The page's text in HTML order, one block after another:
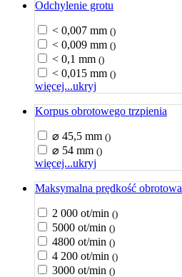
Odchylenie grotu
< 0,007 mm ()
< 0,009 mm ()
< 0,1 mm ()
< 0,015 mm ()
więcej...ukryj
Korpus obrotowego trzpienia
⌀ 45,5 mm ()
⌀ 54 mm ()
więcej...ukryj
Maksymalna prędkość obrotowa
2 000 ot/min ()
5000 ot/min ()
4800 ot/min ()
4 200 ot/min ()
3000 ot/min ()